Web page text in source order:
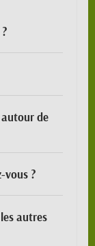
autour de
vous ?
autres